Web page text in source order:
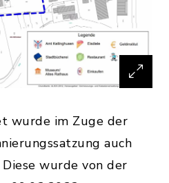
wurde im Zuge der
auch
wurde von der